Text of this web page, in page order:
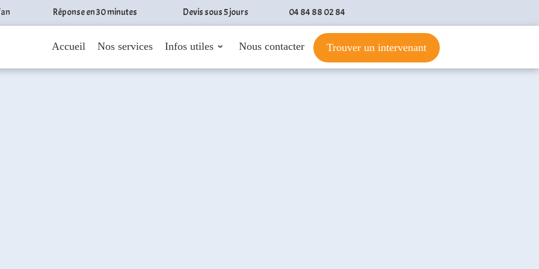
Réponse en 30 minutes Devis sous 5 jours 04 84 88 02 84
Accueil Nos services Infos utiles Nous contacter Trouver un intervenant